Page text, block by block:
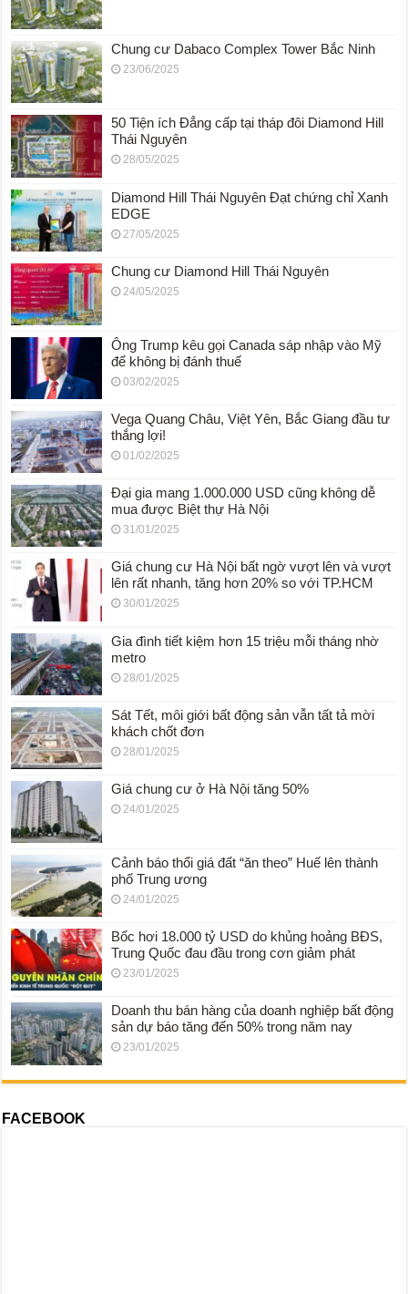
Chung cư Dabaco Complex Tower Bắc Ninh
23/06/2025
50 Tiện ích Đẳng cấp tại tháp đôi Diamond Hill
Thái Nguyên
28/05/2025
Diamond Hill Thái Nguyên Đạt chứng chỉ Xanh
EDGE
27/05/2025
Chung cư Diamond Hill Thái Nguyên
24/05/2025
Ông Trump kêu gọi Canada sáp nhập vào Mỹ
để không bị đánh thuế
03/02/2025
Vega Quang Châu, Việt Yên, Bắc Giang đầu tư
thắng lợi!
01/02/2025
Đại gia mang 1.000.000 USD cũng không dễ
mua được Biệt thự Hà Nội
31/01/2025
Giá chung cư Hà Nội bất ngờ vượt lên và vượt
lên rất nhanh, tăng hơn 20% so với TP.HCM
30/01/2025
Gia đình tiết kiệm hơn 15 triệu mỗi tháng nhờ
metro
28/01/2025
Sát Tết, môi giới bất động sản vẫn tất tả mời
khách chốt đơn
28/01/2025
Giá chung cư ở Hà Nội tăng 50%
24/01/2025
Cảnh báo thổi giá đất “ăn theo” Huế lên thành
phố Trung ương
24/01/2025
Bốc hơi 18.000 tỷ USD do khủng hoảng BĐS,
Trung Quốc đau đầu trong cơn giảm phát
23/01/2025
Doanh thu bán hàng của doanh nghiệp bất động
sản dự báo tăng đến 50% trong năm nay
23/01/2025
FACEBOOK